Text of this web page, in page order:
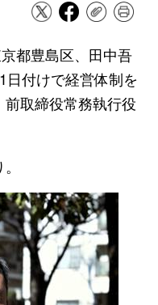
都豊島区、田中吾
日付けで経営体制を
取締役常務執行役